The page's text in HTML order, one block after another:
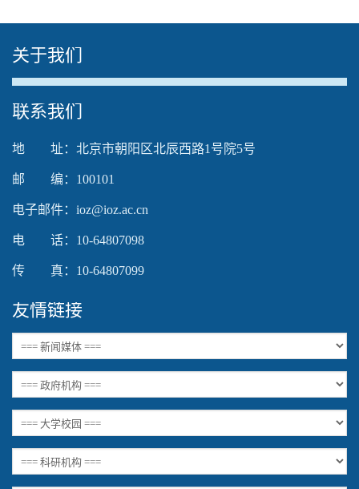
关于我们
The media could not be loaded, either because the
server or network failed or because the format is not
supported.
联系我们
地 址：北京市朝阳区北辰西路1号院5号
邮 编：100101
电子邮件：ioz@ioz.ac.cn
电 话：10-64807098
传 真：10-64807099
友情链接